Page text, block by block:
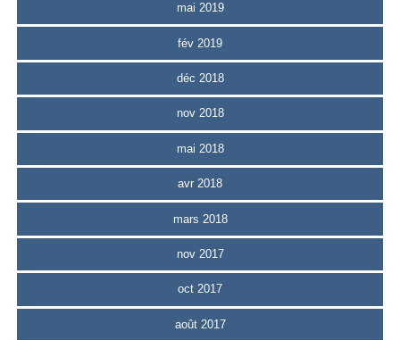
mai 2019
fév 2019
déc 2018
nov 2018
mai 2018
avr 2018
mars 2018
nov 2017
oct 2017
août 2017